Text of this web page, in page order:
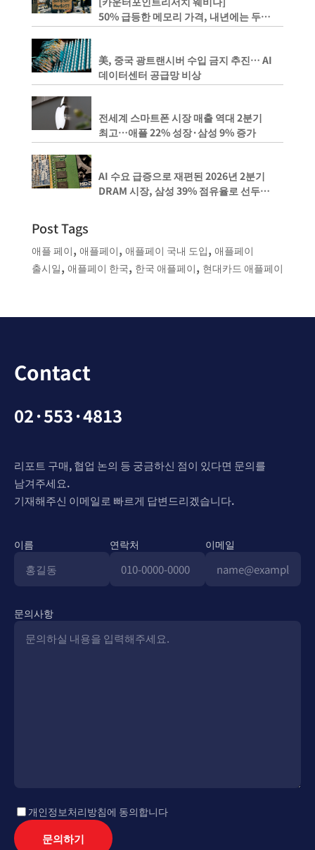
50% 급등한 메모리 가격, 내년에는 두
배까지 상승하나?
美, 중국 광트랜시버 수입 금지 추진… AI
데이터센터 공급망 비상
전세계 스마트폰 시장 매출 역대 2분기
최고…애플 22% 성장·삼성 9% 증가
AI 수요 급증으로 재편된 2026년 2분기
DRAM 시장, 삼성 39% 점유율로 선두
Post Tags
애플 페이, 애플페이, 애플페이 국내 도입, 애플페이
출시일, 애플페이 한국, 한국 애플페이, 현대카드 애플페이
Contact
02·553·4813
리포트 구매, 협업 논의 등 궁금하신 점이 있다면 문의를
남겨주세요.
기재해주신 이메일로 빠르게 답변드리겠습니다.
이름 연락처 이메일
문의사항
개인정보처리방침에 동의합니다
문의하기